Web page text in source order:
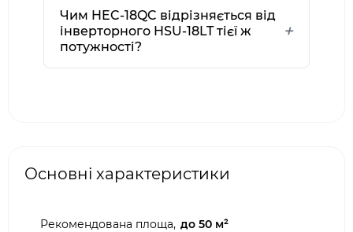
Чим HEC-18QC відрізняється від
інверторного HSU-18LT тієї ж
потужності?
Основні характеристики
Рекомендована площа, до 50 м²